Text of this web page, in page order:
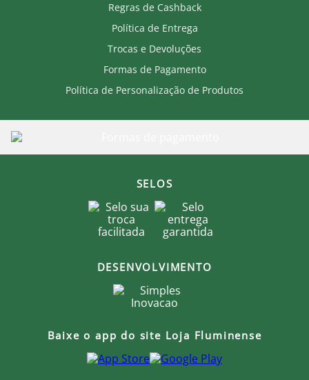
Regras de Cashback
Política de Entrega
Trocas e Devoluções
Formas de Pagamento
Política de Personalização de Produtos
SELOS
DESENVOLVIMENTO
Baixe o app do site Loja Fluminense